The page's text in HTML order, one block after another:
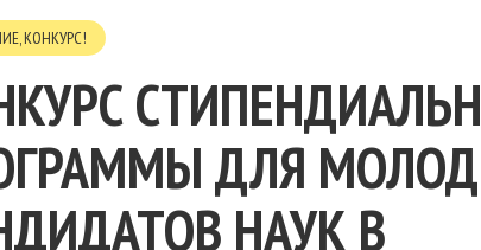
КОНКУРС!
ДЛЯ
НАУК В